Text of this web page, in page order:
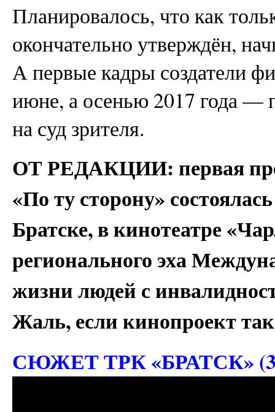
Планировалось, что как
окончательно утверждён,
А первые кадры создатели
июне, а осенью 2017 года —
на суд зрителя.
ОТ РЕДАКЦИИ: первая
«По ту сторону»
Братске, в кинотеатре
регионального эха
жизни людей с
Жаль, если кинопроект
СЮЖЕТ ТРК «БРАТСК» (3